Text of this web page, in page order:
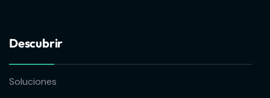
Descubrir
Soluciones